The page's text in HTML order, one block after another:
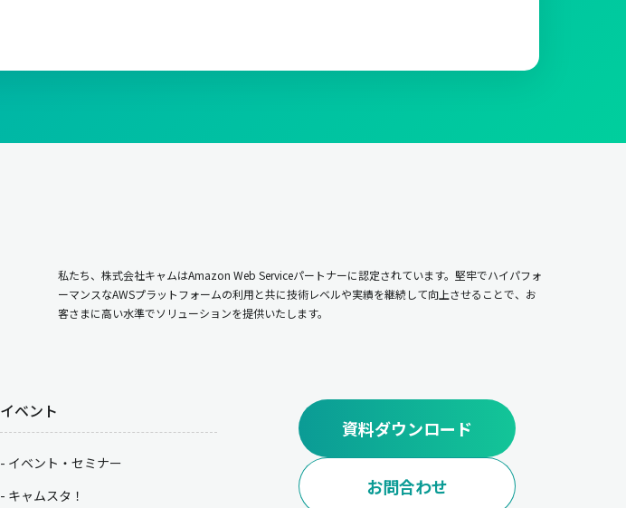
私たち、株式会社キャムはAmazon Web Serviceパートナーに認定されています。堅牢でハイパフォ
ーマンスなAWSプラットフォームの利用と共に技術レベルや実績を継続して向上させることで、お
客さまに高い水準でソリューションを提供いたします。
イベント
イベント・セミナー
キャムスタ！
資料ダウンロード
お問合わせ